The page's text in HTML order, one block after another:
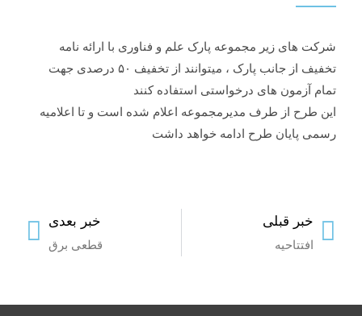
شرکت های زیر مجموعه پارک علم و فناوری با ارائه نامه
تخفیف از جانب پارک ، میتوانند از تخفیف ۵۰ درصدی جهت
تمام آزمون های درخواستی استفاده کنند
این طرح از طرف مدیرمجموعه اعلام شده است و تا اعلامیه
رسمی پایان طرح ادامه خواهد داشت
خبر قبلی
افتتاحیه
خبر بعدی
قطعی برق